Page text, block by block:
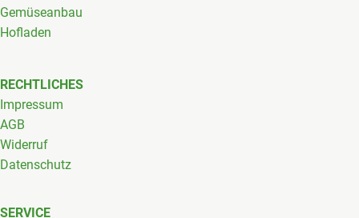
Gemüseanbau
Hofladen
RECHTLICHES
Impressum
AGB
Widerruf
Datenschutz
SERVICE